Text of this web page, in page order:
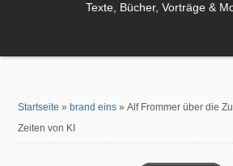
Texte, Bücher, Vorträge &
Startseite » brand eins »Alf Frommer über die
Zeiten von KI